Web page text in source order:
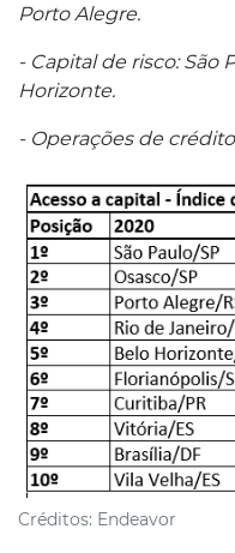
Porto Alegre.
- Capital de risco: São
Horizonte.
- Operações de
Créditos: Endeavor